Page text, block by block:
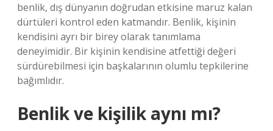
benlik, dış dünyanın doğrudan etkisine maruz kalan
dürtüleri kontrol eden katmandır. Benlik, kişinin
kendisini ayrı bir birey olarak tanımlama
deneyimidir. Bir kişinin kendisine atfettiği değeri
sürdürebilmesi için başkalarının olumlu tepkilerine
bağımlıdır.
Benlik ve kişilik aynı mı?